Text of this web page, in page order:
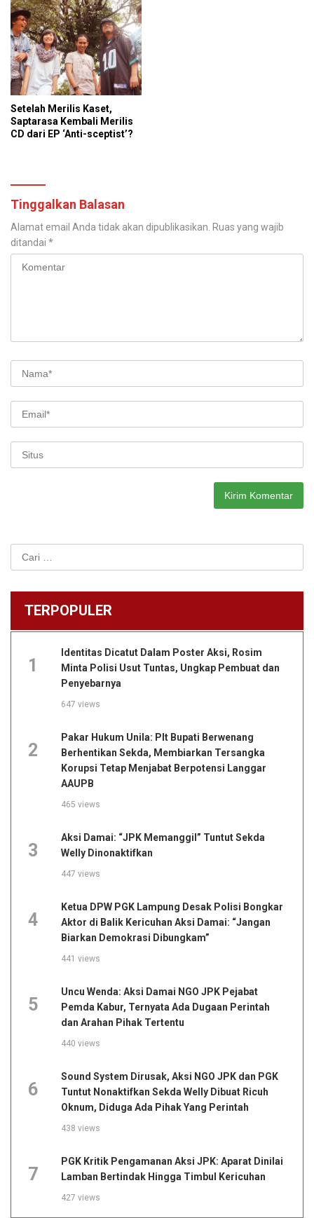
Setelah Merilis Kaset,
Saptarasa Kembali Merilis
CD dari EP ‘Anti-sceptist’?
Tinggalkan Balasan
Alamat email Anda tidak akan dipublikasikan. Ruas yang wajib
ditandai *
Cari
untuk:
TERPOPULER
1
Identitas Dicatut Dalam Poster Aksi, Rosim
Minta Polisi Usut Tuntas, Ungkap Pembuat dan
Penyebarnya
647 views
2
Pakar Hukum Unila: Plt Bupati Berwenang
Berhentikan Sekda, Membiarkan Tersangka
Korupsi Tetap Menjabat Berpotensi Langgar
AAUPB
465 views
3
Aksi Damai: “JPK Memanggil” Tuntut Sekda
Welly Dinonaktifkan
447 views
4
Ketua DPW PGK Lampung Desak Polisi Bongkar
Aktor di Balik Kericuhan Aksi Damai: “Jangan
Biarkan Demokrasi Dibungkam”
441 views
5
Uncu Wenda: Aksi Damai NGO JPK Pejabat
Pemda Kabur, Ternyata Ada Dugaan Perintah
dan Arahan Pihak Tertentu
440 views
6
Sound System Dirusak, Aksi NGO JPK dan PGK
Tuntut Nonaktifkan Sekda Welly Dibuat Ricuh
Oknum, Diduga Ada Pihak Yang Perintah
438 views
7
PGK Kritik Pengamanan Aksi JPK: Aparat Dinilai
Lamban Bertindak Hingga Timbul Kericuhan
427 views